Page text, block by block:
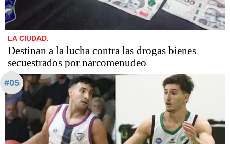
LA CIUDAD.
Destinan a la lucha contra las drogas bienes
secuestrados por narcomenudeo
#05